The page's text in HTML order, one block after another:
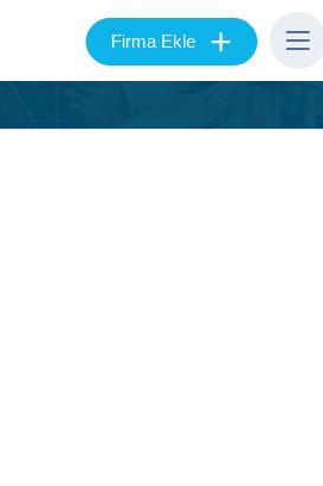
Firma Ekle +